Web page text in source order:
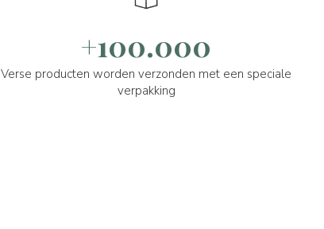
+100.000
Verse producten worden verzonden met een speciale
verpakking